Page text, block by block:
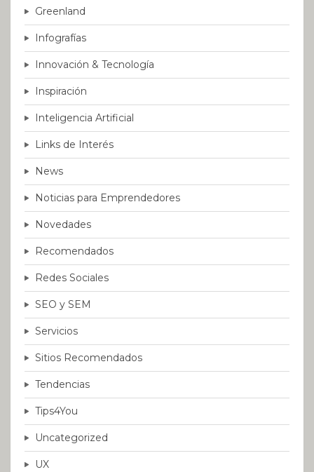
Greenland
Infografías
Innovación & Tecnología
Inspiración
Inteligencia Artificial
Links de Interés
News
Noticias para Emprendedores
Novedades
Recomendados
Redes Sociales
SEO y SEM
Servicios
Sitios Recomendados
Tendencias
Tips4You
Uncategorized
UX